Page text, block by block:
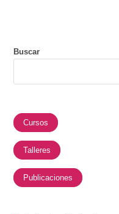
Buscar
Cursos
Talleres
Publicaciones